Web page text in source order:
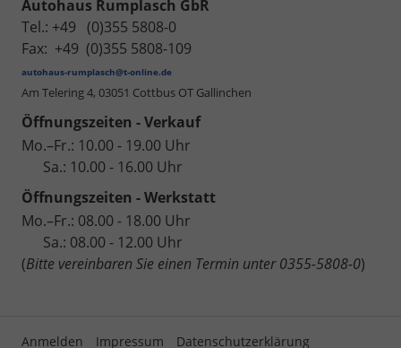
Autohaus Rumplasch GbR
Tel.: +49 (0)355 5808-0
Fax: +49 (0)355 5808-109
autohaus-rumplasch@t-online.de
Am Telering 4, 03051 Cottbus OT Gallinchen
Öffnungszeiten - Verkauf
Mo.–Fr.: 10.00 - 19.00 Uhr
Sa.: 10.00 - 16.00 Uhr
Öffnungszeiten - Werkstatt
Mo.–Fr.: 08.00 - 18.00 Uhr
Sa.: 08.00 - 12.00 Uhr
(Bitte vereinbaren Sie einen Termin unter 0355-5808-0)
Anmelden Impressum Datenschutzerklärung